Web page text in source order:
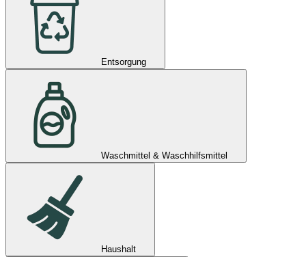
Entsorgung
Waschmittel & Waschhilfsmittel
Haushalt